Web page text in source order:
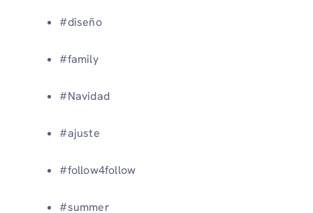
#diseño
#family
#Navidad
#ajuste
#follow4follow
#summer